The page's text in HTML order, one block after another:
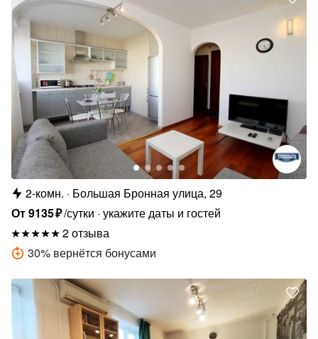
2-комн.
Большая Бронная улица, 29
От9135₽/сутки укажите даты и гостей
2 отзыва
30% вернётся бонусами